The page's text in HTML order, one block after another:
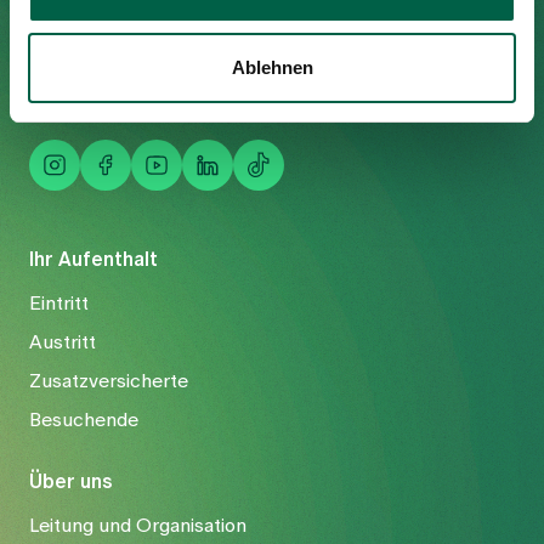
Ablehnen
Ihr Aufenthalt
Eintritt
Austritt
Zusatzversicherte
Besuchende
Über uns
Leitung und Organisation
Tel
+41 44 397 21 11